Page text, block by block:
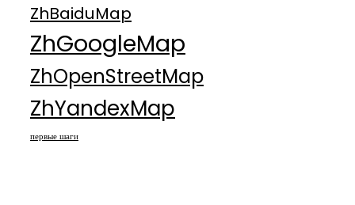
ZhBaiduMap
ZhGoogleMap
ZhOpenStreetMap
ZhYandexMap
первые шаги